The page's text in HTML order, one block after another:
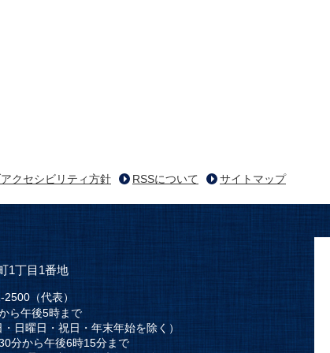
クセシビリティ方針 RSSについて サイトマップ
1丁目1番地
（代表）
ら午後5時まで
・日曜日・祝日・年末年始を除く）
分から午後6時15分まで